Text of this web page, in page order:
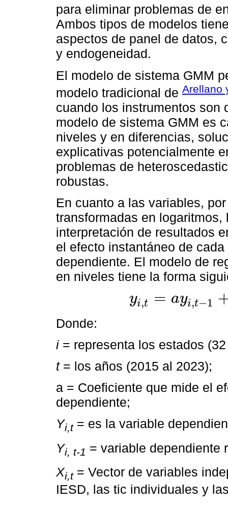
para eliminar problemas de
Ambos tipos de modelos
aspectos de panel de datos,
y endogeneidad.
El modelo de sistema GMM
modelo tradicional de Arellano
cuando los instrumentos son
modelo de sistema GMM es
niveles y en diferencias,
explicativas potencialmente
problemas de
robustas.
En cuanto a las variables,
transformadas en
interpretación de resultados
el efecto instantáneo de
dependiente. El modelo de
en niveles tiene la forma
yi,t = ayi,t−1
yi,t= ay t-1+ iXi,t+ηi +ε
Donde:
i = representa los estados
t= los años (2015 al 2023);
a = Coeficiente que mide el
dependiente;
Yi,t= es la variable
Yi, t-1 = variable dependiente
Xi,t= Vector de variables
IESD, las tic individuales y